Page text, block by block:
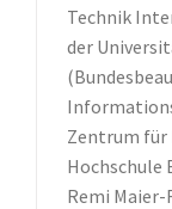
Technik
der
Zentrum für
Hochschule
Remi